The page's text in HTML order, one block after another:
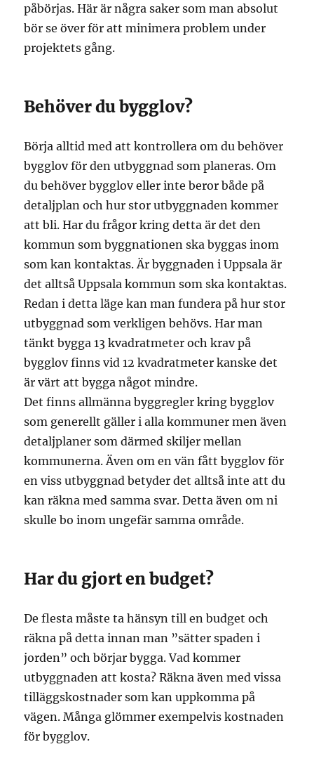
påbörjas. Här är några saker som man absolut
bör se över för att minimera problem under
projektets gång.
Behöver du bygglov?
Börja alltid med att kontrollera om du behöver
bygglov för den utbyggnad som planeras. Om
du behöver bygglov eller inte beror både på
detaljplan och hur stor utbyggnaden kommer
att bli. Har du frågor kring detta är det den
kommun som byggnationen ska byggas inom
som kan kontaktas. Är byggnaden i Uppsala är
det alltså Uppsala kommun som ska kontaktas.
Redan i detta läge kan man fundera på hur stor
utbyggnad som verkligen behövs. Har man
tänkt bygga 13 kvadratmeter och krav på
bygglov finns vid 12 kvadratmeter kanske det
är värt att bygga något mindre.
Det finns allmänna byggregler kring bygglov
som generellt gäller i alla kommuner men även
detaljplaner som därmed skiljer mellan
kommunerna. Även om en vän fått bygglov för
en viss utbyggnad betyder det alltså inte att du
kan räkna med samma svar. Detta även om ni
skulle bo inom ungefär samma område.
Har du gjort en budget?
De flesta måste ta hänsyn till en budget och
räkna på detta innan man ”sätter spaden i
jorden” och börjar bygga. Vad kommer
utbyggnaden att kosta? Räkna även med vissa
tilläggskostnader som kan uppkomma på
vägen. Många glömmer exempelvis kostnaden
för bygglov.